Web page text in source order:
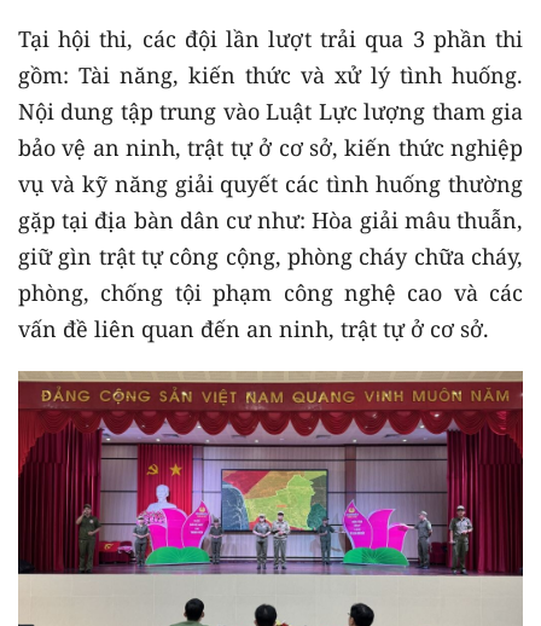
Tại hội thi, các đội lần lượt trải qua 3 phần thi
gồm: Tài năng, kiến thức và xử lý tình huống.
Nội dung tập trung vào Luật Lực lượng tham gia
bảo vệ an ninh, trật tự ở cơ sở, kiến thức nghiệp
vụ và kỹ năng giải quyết các tình huống thường
gặp tại địa bàn dân cư như: Hòa giải mâu thuẫn,
giữ gìn trật tự công cộng, phòng cháy chữa cháy,
phòng, chống tội phạm công nghệ cao và các
vấn đề liên quan đến an ninh, trật tự ở cơ sở.